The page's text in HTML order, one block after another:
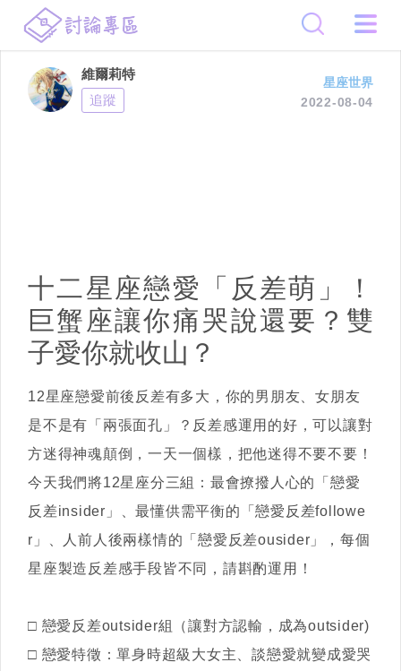
維爾莉特
追蹤
星座世界
2022-08-04
十二星座戀愛「反差萌」！
巨蟹座讓你痛哭說還要？雙
子愛你就收山？
12星座戀愛前後反差有多大，你的男朋友、女朋友
是不是有「兩張面孔」？反差感運用的好，可以讓對
方迷得神魂顛倒，一天一個樣，把他迷得不要不要！
今天我們將12星座分三組：最會撩撥人心的「戀愛
反差insider」、最懂供需平衡的「戀愛反差followe
r」、人前人後兩樣情的「戀愛反差ousider」，每個
星座製造反差感手段皆不同，請斟酌運用！
□ 戀愛反差outsider組（讓對方認輸，成為outsider)
□ 戀愛特徵：單身時超級大女主、談戀愛就變成愛哭